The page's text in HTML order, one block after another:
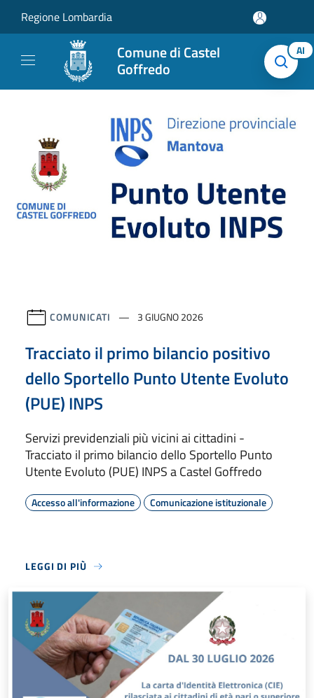
Regione Lombardia
Comune di Castel
Goffredo
AI
COMUNICATI 3 GIUGNO 2026
Tracciato il primo bilancio positivo
dello Sportello Punto Utente Evoluto
(PUE) INPS
Servizi previdenziali più vicini ai cittadini -
Tracciato il primo bilancio dello Sportello Punto
Utente Evoluto (PUE) INPS a Castel Goffredo
Accesso all'informazione Comunicazione istituzionale
LEGGI DI PIÙ